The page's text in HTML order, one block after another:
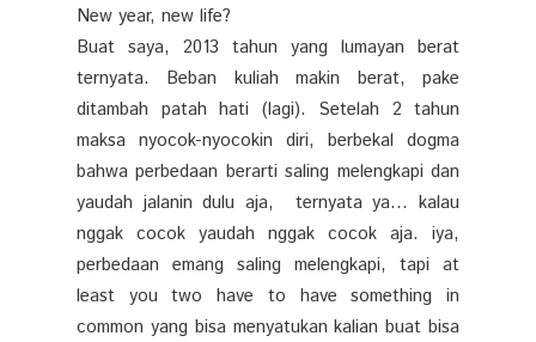
New year, new life?
Buat saya, 2013 tahun yang lumayan berat
ternyata. Beban kuliah makin berat, pake
ditambah patah hati (lagi). Setelah 2 tahun
maksa nyocok-nyocokin diri, berbekal dogma
bahwa perbedaan berarti saling melengkapi dan
yaudah jalanin dulu aja, ternyata ya... kalau
nggak cocok yaudah nggak cocok aja. iya,
perbedaan emang saling melengkapi, tapi at
least you two have to have something in
common yang bisa menyatukan kalian buat bisa